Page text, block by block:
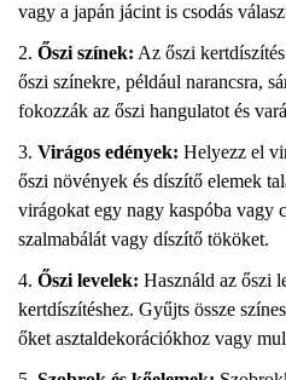
vagy a japán jácint is csodás
Őszi színek: Az őszi
őszi színekre, például narancsra,
fokozzák az őszi hangulatot és
Virágos edények: Helyezz el
őszi növények és díszítő elemek
virágokat egy nagy kaspóba vagy
szalmabálát vagy díszítő tököket.
Őszi levelek: Használd az őszi
kertdíszítéshez. Gyűjts össze
őket asztaldekorációkhoz vagy